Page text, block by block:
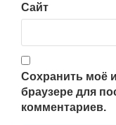
Сайт
Сохранить моё
браузере для
комментариев.